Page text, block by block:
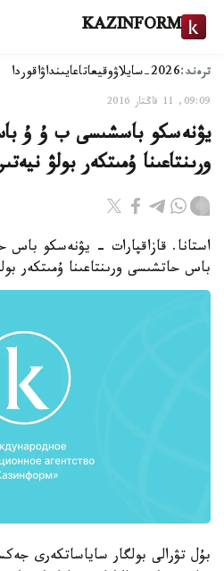
KAZINFORM
ترەند:2026-سايلاۋ وقيعاتاعايىنداۋاقوردا
09:09, 11 قاڭتار 2016
يۋنەسكو باسشىسى ب ۇ ۇ
ورىنتاعىنا ۇمىتكەر بولۋ
استانا. قازاقپارات - يۋنەسكو باس
باس حاتشىسى ورىنتاعىنا ۇمىتكەر
بۇل تۋرالى بولگار ساياساتكەرى